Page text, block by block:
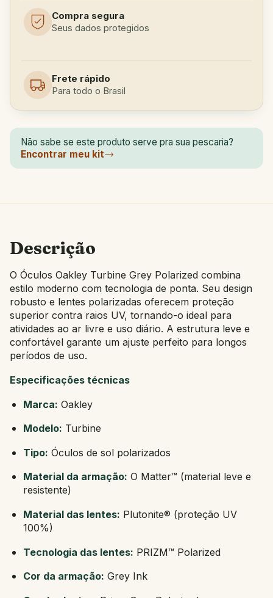
Compra segura
Seus dados protegidos
Frete rápido
Para todo o Brasil
Não sabe se este produto serve pra sua pescaria?
Encontrar meu kit
Descrição
O Óculos Oakley Turbine Grey Polarized combina
estilo moderno com tecnologia de ponta. Seu design
robusto e lentes polarizadas oferecem proteção
superior contra raios UV, tornando-o ideal para
atividades ao ar livre e uso diário. A estrutura leve e
confortável garante um ajuste perfeito para longos
períodos de uso.
Especificações técnicas
Marca: Oakley
Modelo: Turbine
Tipo: Óculos de sol polarizados
Material da armação: O Matter™ (material leve e
resistente)
Material das lentes: Plutonite® (proteção UV
100%)
Tecnologia das lentes: PRIZM™ Polarized
Cor da armação: Grey Ink